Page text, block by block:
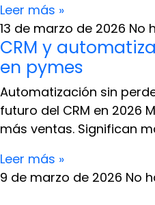
Leer más »
13 de marzo de 2026 No
CRM y
en pymes
Automatización sin
futuro del CRM en 2026
más ventas. Significan
Leer más »
9 de marzo de 2026 No